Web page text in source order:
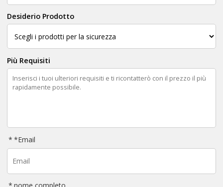
Desiderio Prodotto
Più Requisiti
*Email